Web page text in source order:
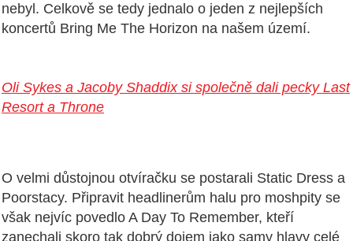
nebyl. Celkově se tedy jednalo o jeden z nejlepších
koncertů Bring Me The Horizon na našem území.
Oli Sykes a Jacoby Shaddix si společně dali pecky Last
Resort a Throne
O velmi důstojnou otvíračku se postarali Static Dress a
Poorstacy. Připravit headlinerům halu pro moshpity se
však nejvíc povedlo A Day To Remember, kteří
zanechali skoro tak dobrý dojem jako samy hlavy celé